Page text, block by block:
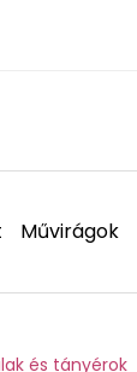
Művirágok
és tányérok